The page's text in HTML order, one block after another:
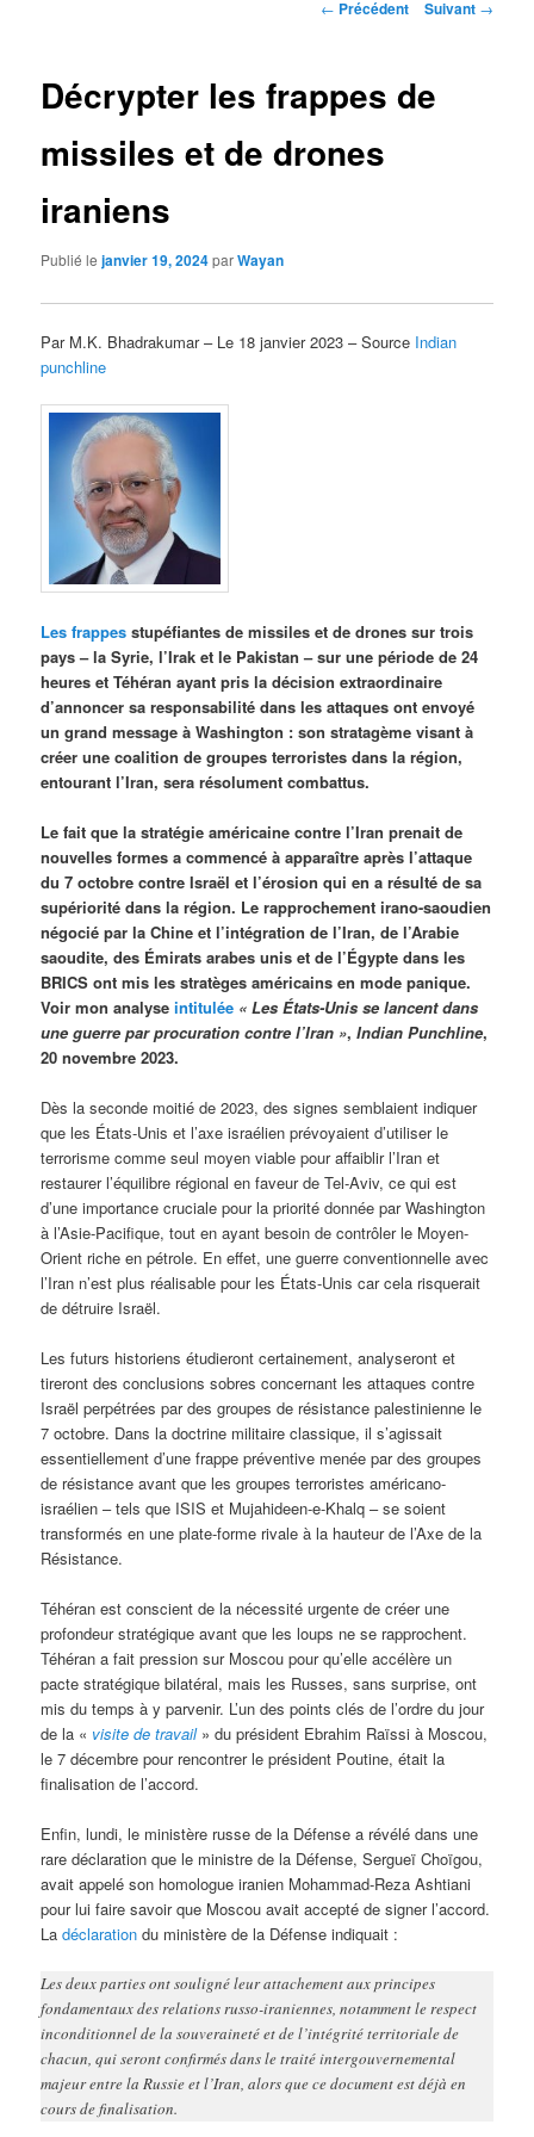
Navigation
← Précédent Suivant →
Décrypter les frappes de
missiles et de drones
iraniens
Publié lejanvier 19, 2024parWayan
Par M.K. Bhadrakumar – Le 18 janvier 2023 – Source Indian
punchline
Les frappes stupéfiantes de missiles et de drones sur trois
pays – la Syrie, l’Irak et le Pakistan – sur une période de 24
heures et Téhéran ayant pris la décision extraordinaire
d’annoncer sa responsabilité dans les attaques ont envoyé
un grand message à Washington : son stratagème visant à
créer une coalition de groupes terroristes dans la région,
entourant l’Iran, sera résolument combattus.
Le fait que la stratégie américaine contre l’Iran prenait de
nouvelles formes a commencé à apparaître après l’attaque
du 7 octobre contre Israël et l’érosion qui en a résulté de sa
supériorité dans la région. Le rapprochement irano-saoudien
négocié par la Chine et l’intégration de l’Iran, de l’Arabie
saoudite, des Émirats arabes unis et de l’Égypte dans les
BRICS ont mis les stratèges américains en mode panique.
Voir mon analyseintitulée « Les États-Unis se lancent dans
une guerre par procuration contre l’Iran »,Indian Punchline,
20 novembre 2023.
Dès la seconde moitié de 2023, des signes semblaient indiquer
que les États-Unis et l’axe israélien prévoyaient d’utiliser le
terrorisme comme seul moyen viable pour affaiblir l’Iran et
restaurer l’équilibre régional en faveur de Tel-Aviv, ce qui est
d’une importance cruciale pour la priorité donnée par Washington
à l’Asie-Pacifique, tout en ayant besoin de contrôler le Moyen-
Orient riche en pétrole. En effet, une guerre conventionnelle avec
l’Iran n’est plus réalisable pour les États-Unis car cela risquerait
de détruire Israël.
Les futurs historiens étudieront certainement, analyseront et
tireront des conclusions sobres concernant les attaques contre
Israël perpétrées par des groupes de résistance palestinienne le
7 octobre. Dans la doctrine militaire classique, il s’agissait
essentiellement d’une frappe préventive menée par des groupes
de résistance avant que les groupes terroristes américano-
israélien – tels que ISIS et Mujahideen-e-Khalq – se soient
transformés en une plate-forme rivale à la hauteur de l’Axe de la
Résistance.
Téhéran est conscient de la nécessité urgente de créer une
profondeur stratégique avant que les loups ne se rapprochent.
Téhéran a fait pression sur Moscou pour qu’elle accélère un
pacte stratégique bilatéral, mais les Russes, sans surprise, ont
mis du temps à y parvenir. L’un des points clés de l’ordre du jour
de la « visite de travail» du président Ebrahim Raïssi à Moscou,
le 7 décembre pour rencontrer le président Poutine, était la
finalisation de l’accord.
Enfin, lundi, le ministère russe de la Défense a révélé dans une
rare déclaration que le ministre de la Défense, Sergueï Choïgou,
avait appelé son homologue iranien Mohammad-Reza Ashtiani
pour lui faire savoir que Moscou avait accepté de signer l’accord.
Ladéclaration du ministère de la Défense indiquait :
Les deux parties ont souligné leur attachement aux principes
fondamentaux des relations russo-iraniennes, notamment le respect
inconditionnel de la souveraineté et de l’intégrité territoriale de
chacun, qui seront confirmés dans le traité intergouvernemental
majeur entre la Russie et l’Iran, alors que ce document est déjà en
cours de finalisation.